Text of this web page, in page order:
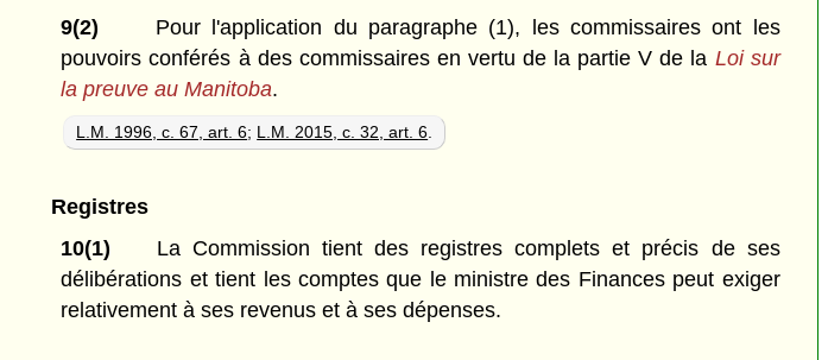
9(2)
Pour l'application du paragraphe (1), les commissaires ont les
pouvoirs conférés à des commissaires en vertu de la partie V de la Loi sur
la preuve au Manitoba.
L.M. 1996, c. 67, art. 6; L.M. 2015, c. 32, art. 6
Registres
10(1)
La Commission tient des registres complets et précis de ses
délibérations et tient les comptes que le ministre des Finances peut exiger
relativement à ses revenus et à ses dépenses.